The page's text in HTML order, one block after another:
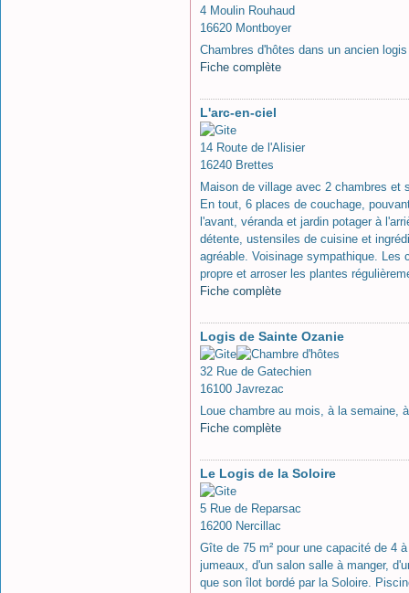
4 Moulin Rouhaud
16620 Montboyer
Chambres d'hôtes dans un ancien
Fiche complète
L'arc-en-ciel
14 Route de l'Alisier
16240 Brettes
Maison de village avec 2 chambres et
En tout, 6 places de couchage,
l'avant, véranda et jardin potager à
détente, ustensiles de cuisine et
agréable. Voisinage sympathique.
propre et arroser les plantes
Fiche complète
Logis de Sainte Ozanie
32 Rue de Gatechien
16100 Javrezac
Loue chambre au mois, à la
Fiche complète
Le Logis de la Soloire
5 Rue de Reparsac
16200 Nercillac
Gîte de 75 m² pour une capacité de 4
jumeaux, d'un salon salle à manger,
que son îlot bordé par la Soloire.